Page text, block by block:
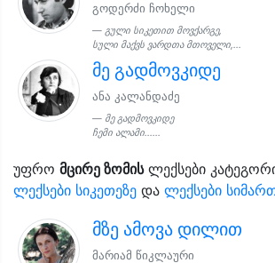
გოდერძი ჩოხელი
გული სიკეთით მოვქარგე,
სული მაქვს ვარდთა მთოველი,...
მე გადმოვკიდე
ანა კალანდაძე
მე გადმოვკიდე
ჩემი ალამი......
უფრო მცირე ზომისლექსები
ლექსები სიკეთეზე და ლექსები
მზე ამოვა დილით
მარიამ წიკლაური